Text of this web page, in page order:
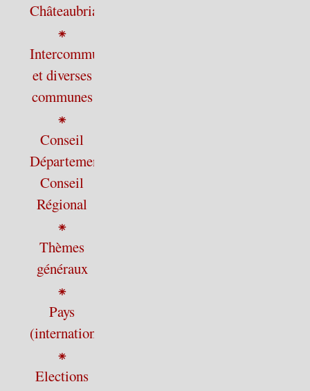
Châteaubriant
⁕
Intercommunalité
et diverses
communes
⁕
Conseil
Départemental,
Conseil
Régional
⁕
Thèmes
généraux
⁕
Pays
(international)
⁕
Elections